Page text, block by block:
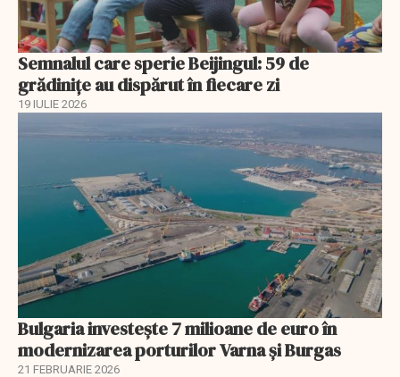
Semnalul care sperie Beijingul: 59 de
grădinițe au dispărut în fiecare zi
19 IULIE 2026
Bulgaria investește 7 milioane de euro în
modernizarea porturilor Varna și Burgas
21 FEBRUARIE 2026